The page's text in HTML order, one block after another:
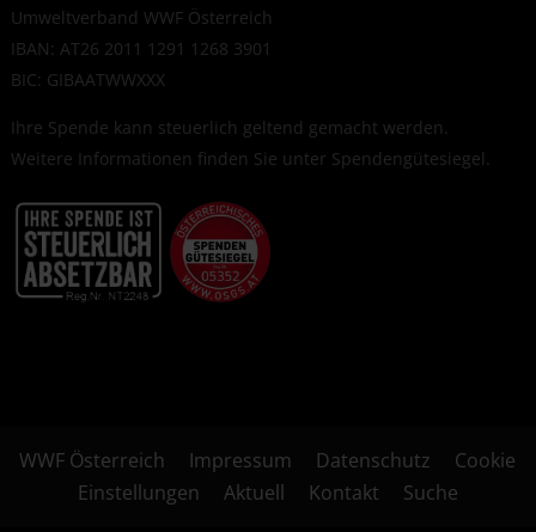
Umweltverband WWF Österreich
IBAN: AT26 2011 1291 1268 3901
BIC: GIBAATWWXXX
Ihre Spende kann steuerlich geltend gemacht werden.
Weitere Informationen finden Sie unter Spendengütesiegel.
WWF Österreich Impressum Datenschutz
Cookie
Einstellungen
Aktuell Kontakt Suche